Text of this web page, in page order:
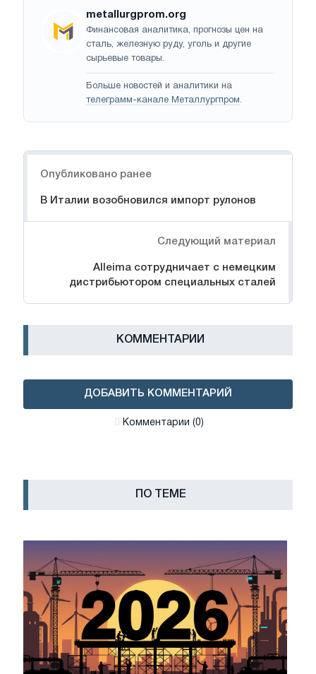
metallurgprom.org
Финансовая аналитика, прогнозы цен на
сталь, железную руду, уголь и другие
сырьевые товары.
Больше новостей и аналитики на
телеграмм-канале Металлургпром.
Опубликовано ранее
В Италии возобновился импорт рулонов
Следующий материал
Alleima сотрудничает с немецким
дистрибьютором специальных сталей
КОММЕНТАРИИ
ДОБАВИТЬ КОММЕНТАРИЙ
Комментарии (0)
ПО ТЕМЕ